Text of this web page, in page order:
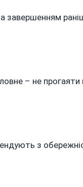
завершенням
– не
з